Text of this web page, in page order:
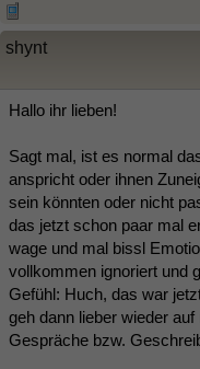
shynt
Hallo ihr lieben!
Sagt mal, ist es normal
anspricht oder ihnen
sein könnten oder nicht
das jetzt schon paar mal
wage und mal bissl
vollkommen ignoriert und
Gefühl: Huch, das war
geh dann lieber wieder
Gespräche bzw.